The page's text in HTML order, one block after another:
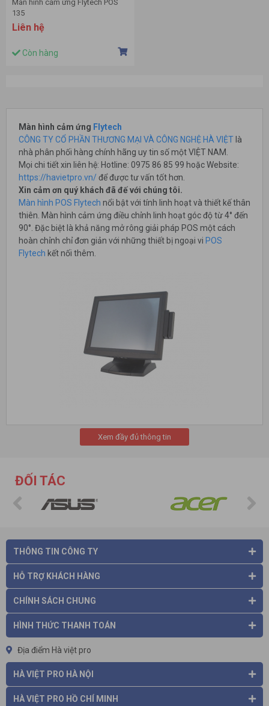
Màn hình cảm ứng Flytech POS
135
Liên hệ
Còn hàng
Màn hình cảm ứng Flytech
CÔNG TY CỔ PHẦN THƯƠNG MẠI VÀ CÔNG NGHỆ HÀ VIỆT là
nhà phân phối hàng chính hãng uy tin số một VIỆT NAM.
Mọi chi tiết xin liên hệ: Hotline: 0975 86 85 99 hoặc Website:
https://havietpro.vn/ để được tư vấn tốt hơn.
Xin cảm ơn quý khách đã đế với chúng tôi.
Màn hình POS Flytech nổi bật với tính linh hoạt và thiết kế thân
thiên. Màn hình cảm ứng điều chỉnh linh hoạt góc độ từ 4° đến
90°. Đặc biệt là khả năng mở rông giải pháp POS một cách
hoàn chỉnh chỉ đơn giản với những thiết bị ngoại vi POS
Flytech kết nối thêm.
CÔNG TY CỔ PHẦN THƯƠNG MẠI VÀ CÔNG NGHỆ HÀ VIỆT
nhà phân phối hàng chính hãng uy tin số một VIỆT NAM.
Xin cảm ơn quý khách đã đế với chúng tôi.
Xem đầy đủ thông tin
ĐỐI TÁC
THÔNG TIN CÔNG TY
HỖ TRỢ KHÁCH HÀNG
CHÍNH SÁCH CHUNG
HÌNH THỨC THANH TOÁN
Địa điểm Hà việt pro
HÀ VIỆT PRO HÀ NỘI
HÀ VIỆT PRO HỒ CHÍ MINH